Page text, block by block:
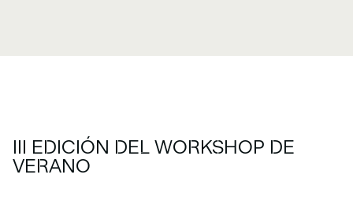
III EDICIÓN DEL WORKSHOP DE
VERANO